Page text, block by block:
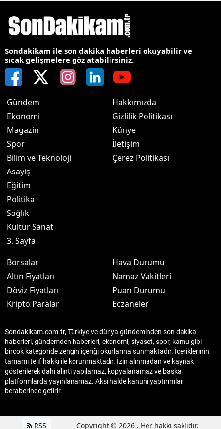
Sondakikam ile son dakika haberleri okuyabilir ve
sıcak gelişmelere göz atabilirsiniz.
Gündem
Ekonomi
Magazin
Spor
Bilim ve Teknoloji
Asayiş
Eğitim
Politika
Sağlık
Kültür Sanat
3. Sayfa
Hakkımızda
Gizlilik Politikası
Künye
İletişim
Çerez Politikası
Borsalar
Altın Fiyatları
Döviz Fiyatları
Kripto Paralar
Hava Durumu
Namaz Vakitleri
Puan Durumu
Eczaneler
Sondakikam.com.tr, Türkiye ve dünya gündeminden son dakika
haberleri, gündemden haberleri, ekonomi, siyaset, spor, kamu gibi
birçok kategoride zengin içeriği okurlarına sunmaktadır. İçeriklerinin
tamamı telif hakkı ile korunmaktadır. İzin alınmadan ve kaynak
gösterilerek dahi alıntı yapılamaz, kopyalanamaz ve başka
platformlarda yayınlanamaz. Aksi halde kanuni yaptırımları
beraberinde getirir.
RSS Copyright © 2026 . Her hakkı saklıdır.